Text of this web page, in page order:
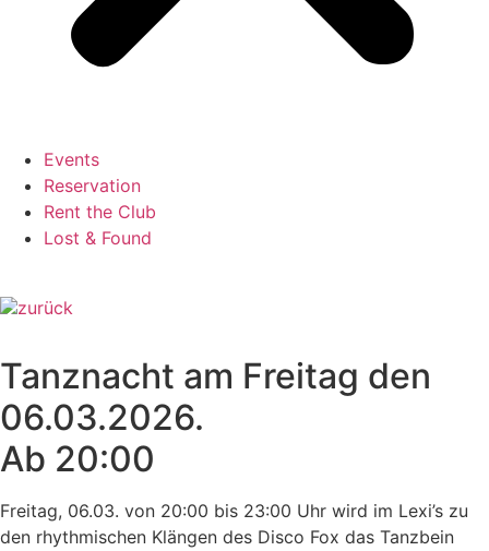
Events
Reservation
Rent the Club
Lost & Found
zurück
Tanznacht am Freitag den
06.03.2026.
Ab 20:00
Freitag, 06.03. von 20:00 bis 23:00 Uhr wird im Lexi’s zu
den rhythmischen Klängen des Disco Fox das Tanzbein